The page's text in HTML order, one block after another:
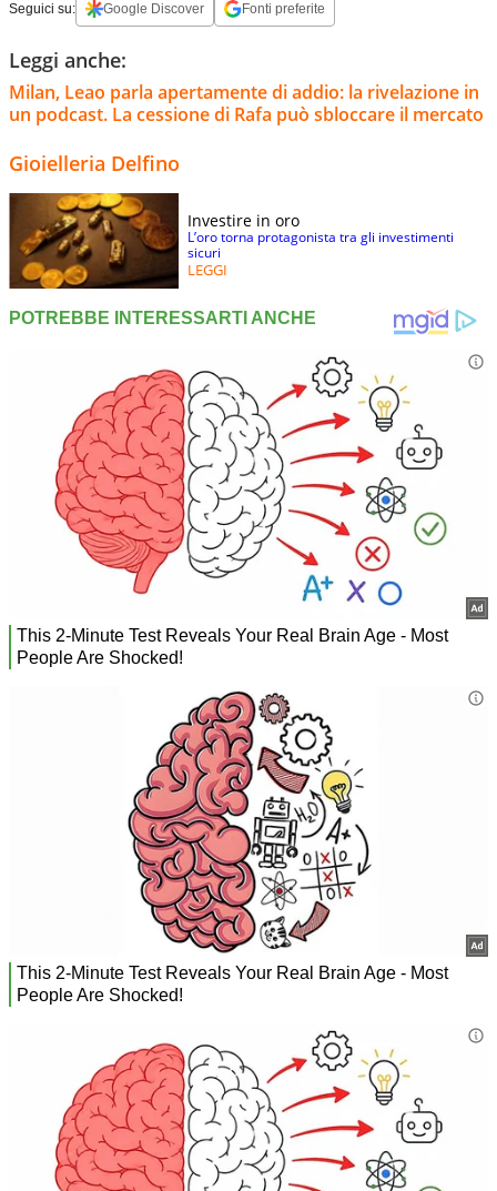
Seguici su: Google Discover Fonti preferite
Leggi anche:
Milan, Leao parla apertamente di addio: la rivelazione in
un podcast. La cessione di Rafa può sbloccare il mercato
Gioielleria Delfino
Investire in oro
L’oro torna protagonista tra gli investimenti
sicuri
LEGGI